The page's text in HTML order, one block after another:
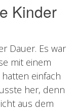
Kinder
Dauer. Es war
mit einem
einfach
her, denn
aus dem